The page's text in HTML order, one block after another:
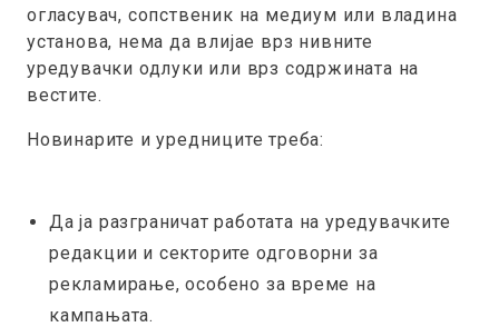
огласувач, сопственик на медиум или владина
установа, нема да влијае врз нивните
уредувачки одлуки или врз содржината на
вестите.
Новинарите и уредниците треба:
Да ја разграничат работата на уредувачките
редакции и секторите одговорни за
рекламирање, особено за време на
кампањата.